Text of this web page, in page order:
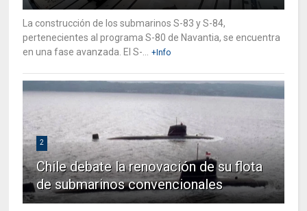
La construcción de los submarinos S-83 y S-84,
pertenecientes al programa S-80 de Navantia, se encuentra
en una fase avanzada. El S-...
+Info
2
Chile debate la renovación de su flota
de submarinos convencionales